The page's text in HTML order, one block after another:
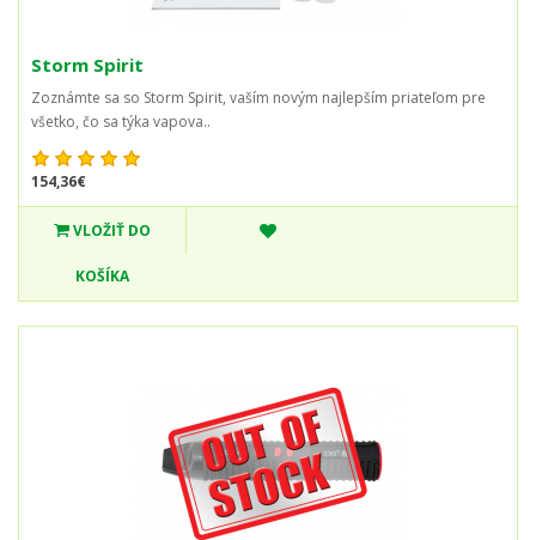
Storm Spirit
Zoznámte sa so Storm Spirit, vaším novým najlepším priateľom pre
všetko, čo sa týka vapova..
154,36€
VLOŽIŤ DO
KOŠÍKA